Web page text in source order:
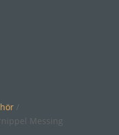
/
Messing